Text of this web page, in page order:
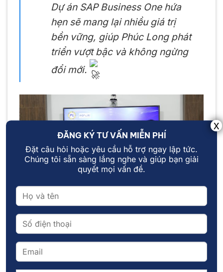
Dự án SAP Business One hứa
hẹn sẽ mang lại nhiều giá trị
bền vững, giúp Phúc Long phát
triển vượt bậc và không ngừng
đổi mới.
ĐĂNG KÝ TƯ VẤN MIỄN PHÍ
Đặt câu hỏi hoặc yêu cầu hỗ trợ ngay lập tức.
Chúng tôi sẵn sàng lắng nghe và giúp bạn giải
quyết mọi vấn đề.